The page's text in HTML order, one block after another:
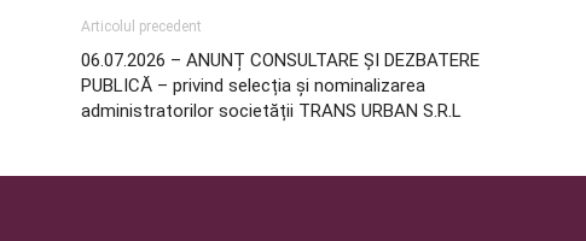
Articolul precedent
06.07.2026 – ANUNȚ CONSULTARE ȘI DEZBATERE
PUBLICĂ – privind selecția și nominalizarea
administratorilor societății TRANS URBAN S.R.L